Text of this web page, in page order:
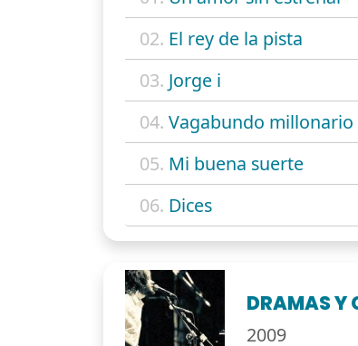
02. El rey de la pista
03. Jorge i
04. Vagabundo millonario
05. Mi buena suerte
06. Dices
DRAMAS Y
2009